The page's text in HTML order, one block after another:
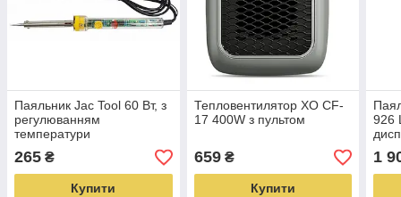
Паяльник Jac Tool 60 Вт, з
регулюванням
температури
265 ₴
Купити
Тепловентилятор XO CF-
17 400W з пультом
659₴
Купити
926
1